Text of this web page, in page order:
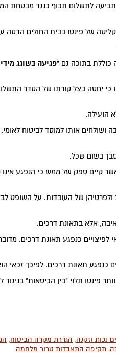
לתשלום תכוף כנגד מבטחת
של פינטו בבית החולים הדסה
כוללת בתוכה גם "פגיעה בשוגג
כי יחסה בצל קורתו של הסדר
הועילה.
אותו למוסד לביטוח
בשום שכל.
קיים ספק של ממש כי הנפגע אינו
של העובדות. על השופט
אלא בתאונת דרכים.
לפיצויים כנפגע תאונת דרכים.
כנפגע תאונת דרכים. לפיכך זכאי
פינטו תלוי "בין הכיסאות"
נכות וזקנה, הגדרת מקרה הביטוח,
, תקיפה התאבדות טרור מלחמה